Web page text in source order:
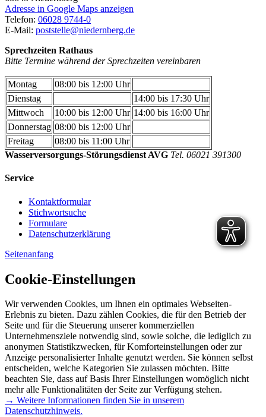
Adresse in Google Maps anzeigen
Telefon: 06028 9744-0
E-Mail: poststelle@niedernberg.de
Sprechzeiten Rathaus
Bitte Termine während der Sprechzeiten vereinbaren
Montag
08:00 bis 12:00 Uhr
Dienstag
14:00 bis 17:30 Uhr
Mittwoch
10:00 bis 12:00 Uhr 14:00 bis 16:00 Uhr
Donnerstag 08:00 bis 12:00 Uhr
Freitag
08:00 bis 11:00 Uhr
Wasserversorgungs-Störungsdienst AVG Tel. 06021 391300
Service
Kontaktformular
Stichwortsuche
Formulare
Datenschutzerklärung
Seitenanfang
Cookie-Einstellungen
Wir verwenden Cookies, um Ihnen ein optimales Webseiten-
Erlebnis zu bieten. Dazu zählen Cookies, die für den Betrieb der
Seite und für die Steuerung unserer kommerziellen
Unternehmensziele notwendig sind, sowie solche, die lediglich zu
anonymen Statistikzwecken, für Komforteinstellungen oder zur
Anzeige personalisierter Inhalte genutzt werden. Sie können selbst
entscheiden, welche Kategorien Sie zulassen möchten. Bitte
beachten Sie, dass auf Basis Ihrer Einstellungen womöglich nicht
mehr alle Funktionalitäten der Seite zur Verfügung stehen.
→ Weitere Informationen finden Sie in unserem
Datenschutzhinweis.